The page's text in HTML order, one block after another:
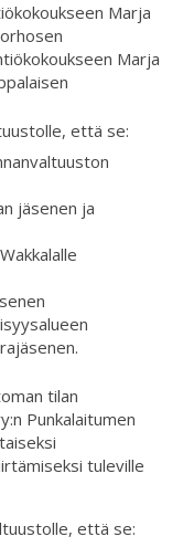
Marja
Marja
että se:
jäsenen ja
tilan
Punkalaitumen
tuleville
että se: